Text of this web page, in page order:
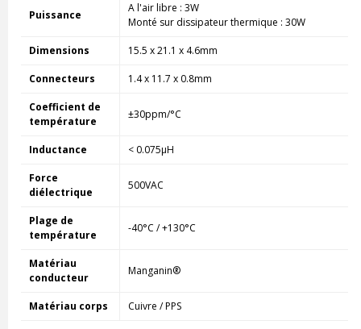
Puissance
A l'air libre : 3W
Monté sur dissipateur thermique : 30W
Dimensions 15.5 x 21.1 x 4.6mm
Connecteurs 1.4 x 11.7 x 0.8mm
Coefficient de
température
±30ppm/°C
Inductance < 0.075µH
Force
diélectrique
500VAC
Plage de
température
-40°C / +130°C
Matériau
conducteur
Manganin®
Matériau corps Cuivre / PPS